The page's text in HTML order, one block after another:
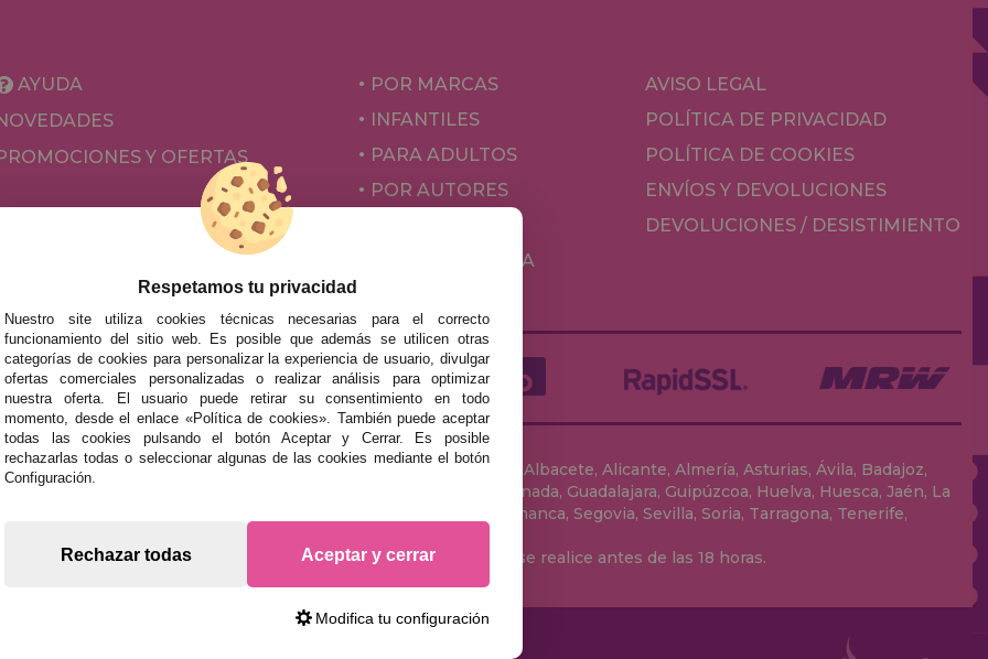
AYUDA
Y OFERTAS
POR MARCAS
INFANTILES
PARA ADULTOS
POR AUTORES
JUEGOS DE MESA
AVISO LEGAL
POLÍTICA DE PRIVACIDAD
POLÍTICA DE COOKIES
ENVÍOS Y DEVOLUCIONES
DEVOLUCIONES / DESISTIMIENTO
tus puzzles a cualquier ciudad del territorio español: Álava, Albacete, Alicante, Almería, Asturias, Ávila, Badajoz,
Castellón, Ceuta, Ciudad Real, Córdoba, Cuenca, Gerona, Granada, Guadalajara, Guipúzcoa, Huelva, Huesca, Jaén, La
Melilla, Murcia, Navarra, Orense, Palencia, Pontevedra, Salamanca, Segovia, Sevilla, Soria, Tarragona, Tenerife,
rápidas en territorio peninsular, siempre y cuando el pedido se realice antes de las 18 horas.
Respetamos tu privacidad
Nuestro site utiliza cookies técnicas necesarias para el correcto
funcionamiento del sitio web. Es posible que además se utilicen otras
categorías de cookies para personalizar la experiencia de usuario, divulgar
ofertas comerciales personalizadas o realizar análisis para optimizar
nuestra oferta. El usuario puede retirar su consentimiento en todo
momento, desde el enlace «Política de cookies». También puede aceptar
todas las cookies pulsando el botón Aceptar y Cerrar. Es posible
rechazarlas todas o seleccionar algunas de las cookies mediante el botón
Configuración.
Rechazar todas Aceptar y cerrar
Modifica tu configuración